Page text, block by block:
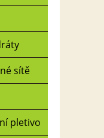
sítě
pletivo